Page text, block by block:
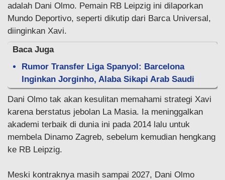
adalah Dani Olmo. Pemain RB Leipzig ini dilaporkan
Mundo Deportivo, seperti dikutip dari Barca Universal,
diinginkan Xavi.
Baca Juga
Rumor Transfer Liga Spanyol: Barcelona
Inginkan Jorginho, Alaba Sikapi Arab Saudi
Dani Olmo tak akan kesulitan memahami strategi Xavi
karena berstatus jebolan La Masia. Ia meninggalkan
akademi terbaik di dunia ini pada 2014 lalu untuk
membela Dinamo Zagreb, sebelum kemudian hengkang
ke RB Leipzig.
Meski kontraknya masih sampai 2027, Dani Olmo